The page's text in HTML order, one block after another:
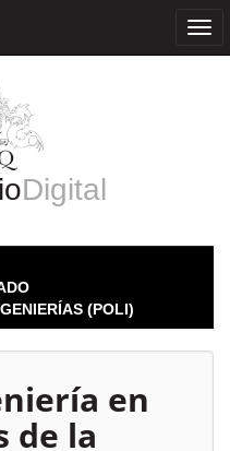
Digital
(POLI)
en
de la